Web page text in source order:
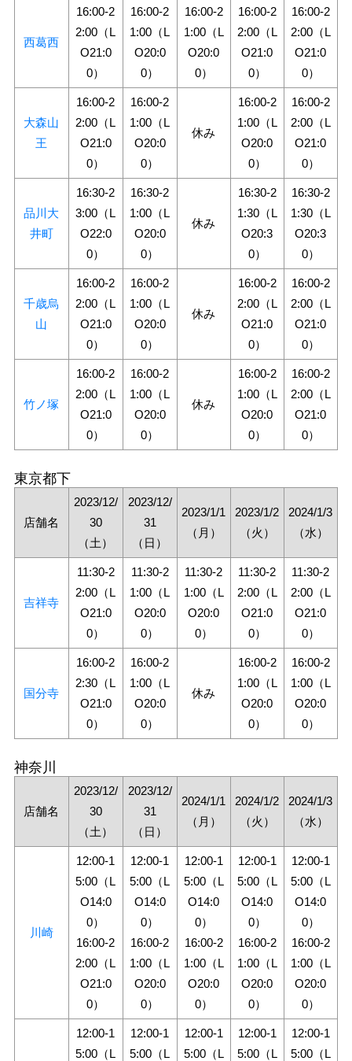
西葛西
16:00-2
2:00（L
O21:0
0）
16:00-2
1:00（L
O20:0
0）
16:00-2
1:00（L
O20:0
0）
16:00-2
2:00（L
O21:0
0）
16:00-2
2:00（L
O21:0
0）
大森山
王
16:00-2
2:00（L
O21:0
0）
16:00-2
1:00（L
O20:0
0）
休み
16:00-2
1:00（L
O20:0
0）
16:00-2
2:00（L
O21:0
0）
品川大
井町
16:30-2
3:00（L
O22:0
0）
16:30-2
1:00（L
O20:0
0）
休み
16:30-2
1:30（L
O20:3
0）
16:30-2
1:30（L
O20:3
0）
千歳烏
山
16:00-2
2:00（L
O21:0
0）
16:00-2
1:00（L
O20:0
0）
休み
16:00-2
2:00（L
O21:0
0）
16:00-2
2:00（L
O21:0
0）
竹ノ塚
16:00-2
2:00（L
O21:0
0）
16:00-2
1:00（L
O20:0
0）
休み
16:00-2
1:00（L
O20:0
0）
16:00-2
2:00（L
O21:0
0）
東京都下
店舗名
2023/12/
30
（土）
2023/12/
31
（日）
2023/1/1
（月）
2023/1/2
（火）
2024/1/3
（水）
吉祥寺
11:30-2
2:00（L
O21:0
0）
11:30-2
1:00（L
O20:0
0）
11:30-2
1:00（L
O20:0
0）
11:30-2
2:00（L
O21:0
0）
11:30-2
2:00（L
O21:0
0）
国分寺
16:00-2
2:30（L
O21:0
0）
16:00-2
1:00（L
O20:0
0）
休み
16:00-2
1:00（L
O20:0
0）
16:00-2
1:00（L
O20:0
0）
神奈川
店舗名
2023/12/
30
（土）
2023/12/
31
（日）
2024/1/1
（月）
2024/1/2
（火）
2024/1/3
（水）
川崎
12:00-1
5:00（L
O14:0
0）
16:00-2
2:00（L
O21:0
0）
12:00-1
5:00（L
O14:0
0）
16:00-2
1:00（L
O20:0
0）
12:00-1
5:00（L
O14:0
0）
16:00-2
1:00（L
O20:0
0）
12:00-1
5:00（L
O14:0
0）
16:00-2
1:00（L
O20:0
0）
12:00-1
5:00（L
O14:0
0）
16:00-2
1:00（L
O20:0
0）
12:00-1
5:00（L
12:00-1
5:00（L
12:00-1
5:00（L
12:00-1
5:00（L
12:00-1
5:00（L